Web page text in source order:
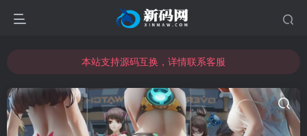
本站支持源码互换，详情联系客服
本站支持源码互换，详情联系客服